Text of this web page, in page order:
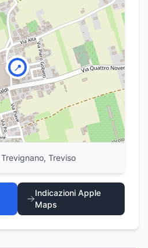
📍
Treviso
Indicazioni Apple
Maps